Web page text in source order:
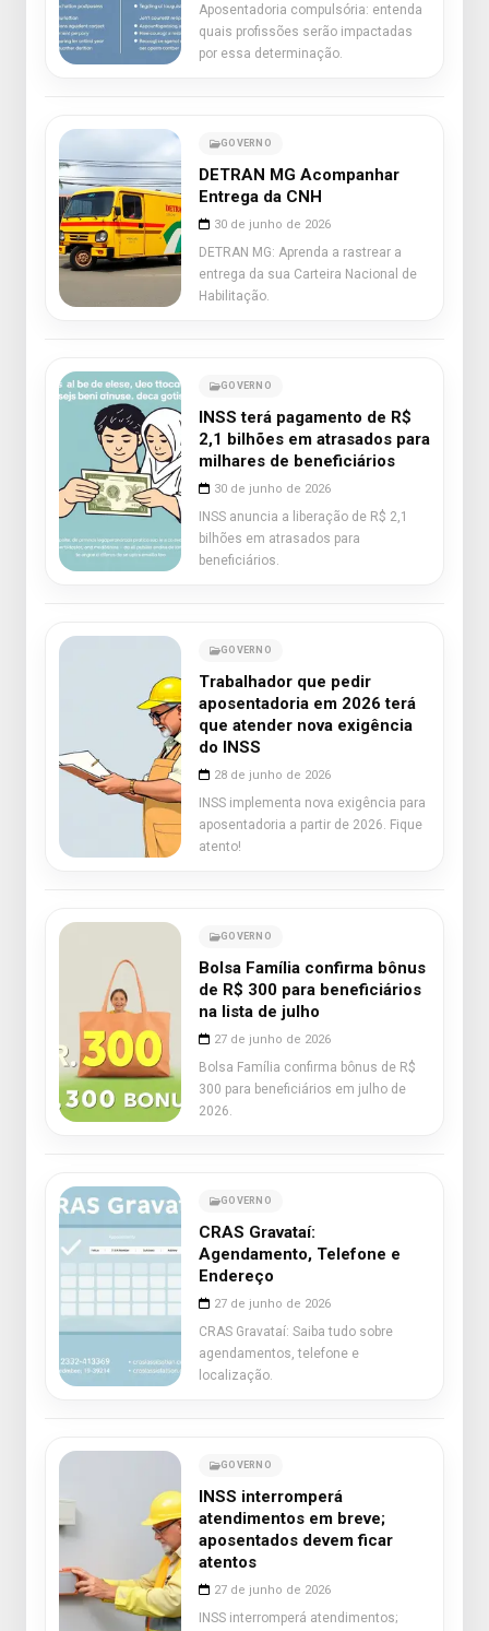
Aposentadoria compulsória: entenda
quais profissões serão impactadas
por essa determinação.
GOVERNO
DETRAN MG Acompanhar
Entrega da CNH
30 de junho de 2026
DETRAN MG: Aprenda a rastrear a
entrega da sua Carteira Nacional de
Habilitação.
GOVERNO
INSS terá pagamento de R$
2,1 bilhões em atrasados para
milhares de beneficiários
30 de junho de 2026
INSS anuncia a liberação de R$ 2,1
bilhões em atrasados para
beneficiários.
GOVERNO
Trabalhador que pedir
aposentadoria em 2026 terá
que atender nova exigência
do INSS
28 de junho de 2026
INSS implementa nova exigência para
aposentadoria a partir de 2026. Fique
atento!
GOVERNO
Bolsa Família confirma bônus
de R$ 300 para beneficiários
na lista de julho
27 de junho de 2026
Bolsa Família confirma bônus de R$
300 para beneficiários em julho de
2026.
GOVERNO
CRAS Gravataí:
Agendamento, Telefone e
Endereço
27 de junho de 2026
CRAS Gravataí: Saiba tudo sobre
agendamentos, telefone e
localização.
GOVERNO
INSS interromperá
atendimentos em breve;
aposentados devem ficar
atentos
27 de junho de 2026
INSS interromperá atendimentos;